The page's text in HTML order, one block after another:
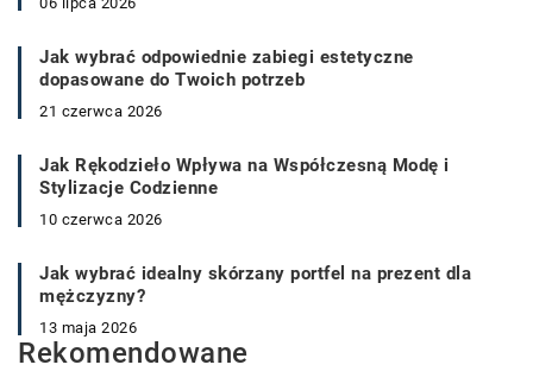
Jak wybrać odpowiednie zabiegi estetyczne
dopasowane do Twoich potrzeb
21 czerwca 2026
Jak Rękodzieło Wpływa na Współczesną Modę i
Stylizacje Codzienne
10 czerwca 2026
Jak wybrać idealny skórzany portfel na prezent dla
mężczyzny?
13 maja 2026
Rekomendowane